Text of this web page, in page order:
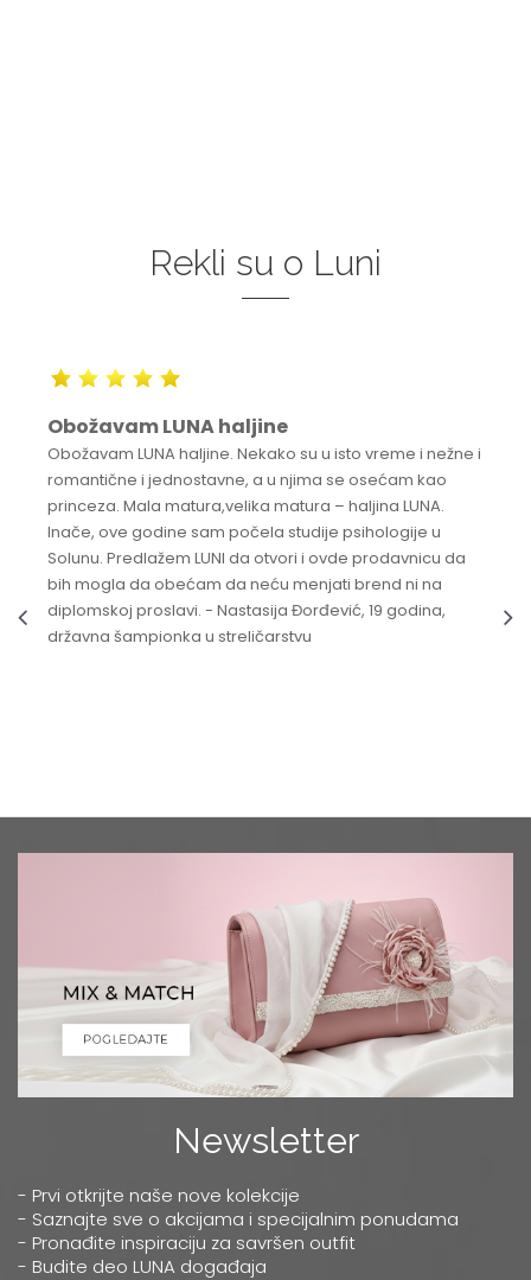
Rekli su o Luni
Obožavam LUNA haljine
Obožavam LUNA haljine. Nekako su u isto vreme i nežne i
romantične i jednostavne, a u njima se osećam kao
princeza. Mala matura,velika matura – haljina LUNA.
Inače, ove godine sam počela studije psihologije u
Solunu. Predlažem LUNI da otvori i ovde prodavnicu da
bih mogla da obećam da neću menjati brend ni na
diplomskoj proslavi. - Nastasija Đorđević, 19 godina,
državna šampionka u streličarstvu
Newsletter
- Prvi otkrijte naše nove kolekcije
- Saznajte sve o akcijama i specijalnim ponudama
- Pronađite inspiraciju za savršen outfit
- Budite deo LUNA događaja